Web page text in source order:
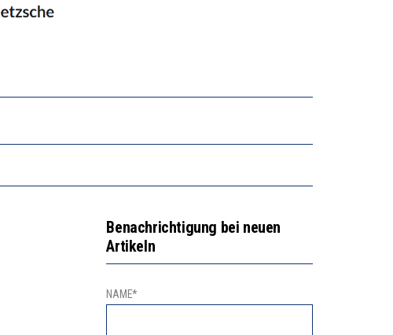
DEN LERNLEISTUNGEN”
Benachrichtigung bei neuen
Artikeln
NAME*